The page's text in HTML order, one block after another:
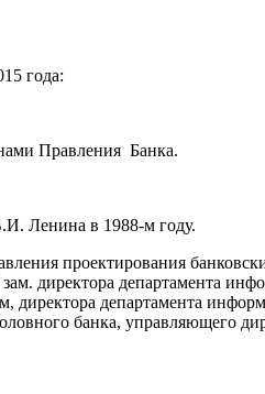
года:
Правления Банка.
Ленина в 1988-м году.
проектирования
директора департамента
департамента
банка, управляющего